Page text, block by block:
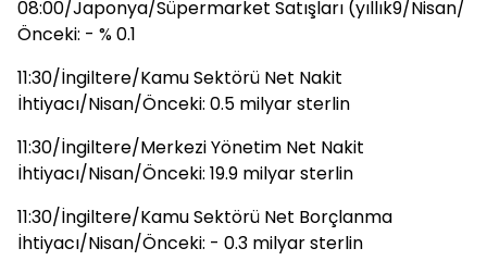
08:00/Japonya/Süpermarket Satışları (yıllık9/Nisan/
Önceki: - % 0.1
11:30/İngiltere/Kamu Sektörü Net Nakit
İhtiyacı/Nisan/Önceki: 0.5 milyar sterlin
11:30/İngiltere/Merkezi Yönetim Net Nakit
İhtiyacı/Nisan/Önceki: 19.9 milyar sterlin
11:30/İngiltere/Kamu Sektörü Net Borçlanma
İhtiyacı/Nisan/Önceki: - 0.3 milyar sterlin